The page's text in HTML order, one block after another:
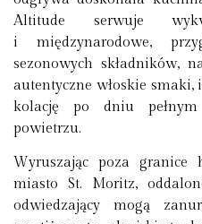
Altitude serwuje
i międzynarodowe,
sezonowych składników,
autentyczne włoskie
kolację po dniu
powietrzu.
Wyruszając poza granice
miasto St. Moritz,
odwiedzający mogą